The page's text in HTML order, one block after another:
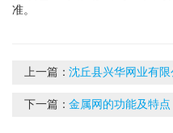
准。
上一篇：沈丘县兴华网业有限
下一篇：金属网的功能及特点